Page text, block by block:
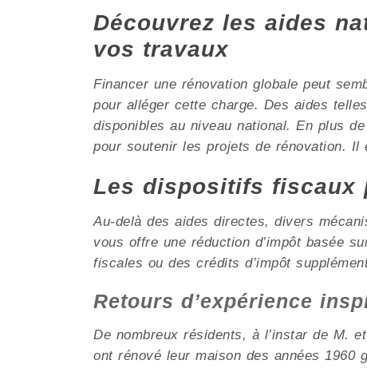
Découvrez les aides
vos travaux
Financer une rénovation globale peut
pour alléger cette charge. Des aides
disponibles au niveau national. En plus
pour soutenir les projets de rénovation.
Les dispositifs fiscaux
Au-delà des aides directes, divers
vous offre une réduction d’impôt basée
fiscales ou des crédits d’impôt
Retours d’expérience
De nombreux résidents, à l’instar de M.
ont rénové leur maison des années 1960